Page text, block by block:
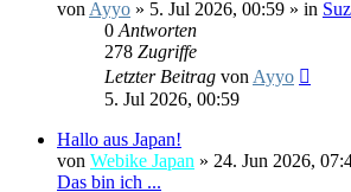
von Ayyo » 5. Jul 2026, 00:59 » in
0 Antworten
278 Zugriffe
Letzter Beitrag von Ayyo
5. Jul 2026, 00:59
Hallo aus Japan!
von Webike Japan » 24. Jun 2026,
Das bin ich ...